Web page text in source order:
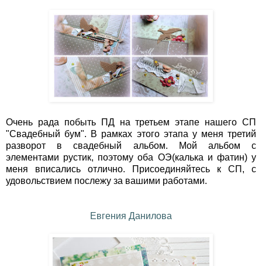
Очень рада побыть ПД на третьем этапе нашего СП
"Свадебный бум". В рамках этого этапа у меня третий
разворот в свадебный альбом. Мой альбом с
элементами рустик, поэтому оба ОЭ(калька и фатин) у
меня вписались отлично. Присоединяйтесь к СП, с
удовольствием послежу за вашими работами.
Евгения Данилова